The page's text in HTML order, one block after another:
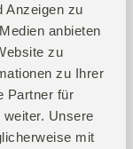
Anzeigen zu
anbieten
zu
zu Ihrer
Partner für
Unsere
mit
Metall für